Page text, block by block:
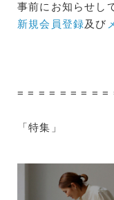
事前にお知らせし
新規会員登録及び
= = = = = = = = =
「特集」